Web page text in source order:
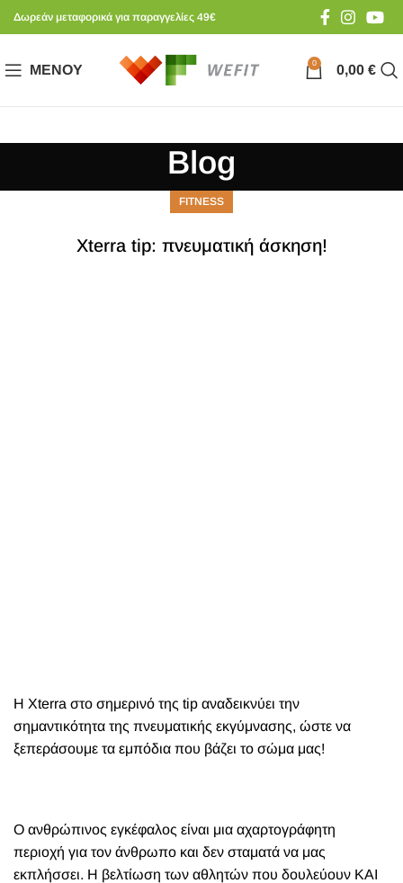
Δωρεάν μεταφορικά για παραγγελίες 49€
ΜΕΝΟΎ 0 0,00 €
Blog
FITNESS
Xterra tip: πνευματική άσκηση!
Η Xterra στο σημερινό της tip αναδεικνύει την
σημαντικότητα της πνευματικής εκγύμνασης, ώστε να
ξεπεράσουμε τα εμπόδια που βάζει το σώμα μας!
Ο ανθρώπινος εγκέφαλος είναι μια αχαρτογράφητη
περιοχή για τον άνθρωπο και δεν σταματά να μας
εκπλήσσει. Η βελτίωση των αθλητών που δουλεύουν ΚΑΙ